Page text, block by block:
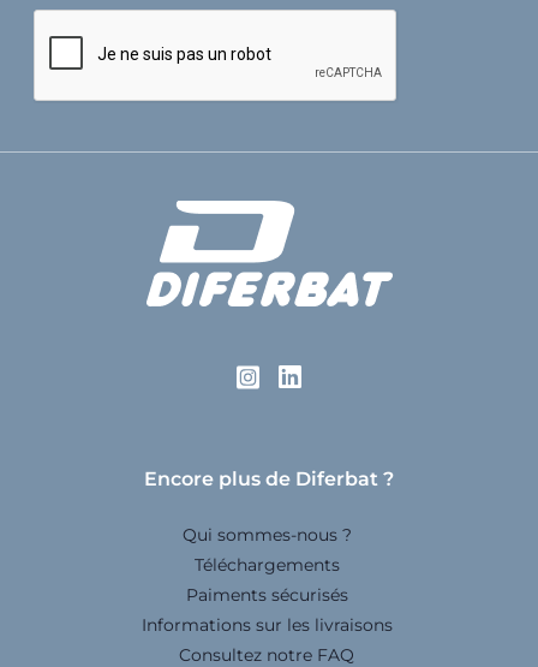
Encore plus de Diferbat ?
Qui sommes-nous ?
Téléchargements
Paiments sécurisés
Informations sur les livraisons
Consultez notre FAQ